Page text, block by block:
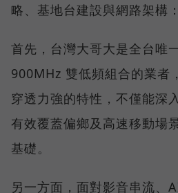
略、基地台建設與網路架構：
首先，台灣大哥大是全台唯
900MHz 雙低頻組合的業者
穿透力強的特性，不僅能深
有效覆蓋偏鄉及高速移動場
基礎。
另一方面，面對影音串流、